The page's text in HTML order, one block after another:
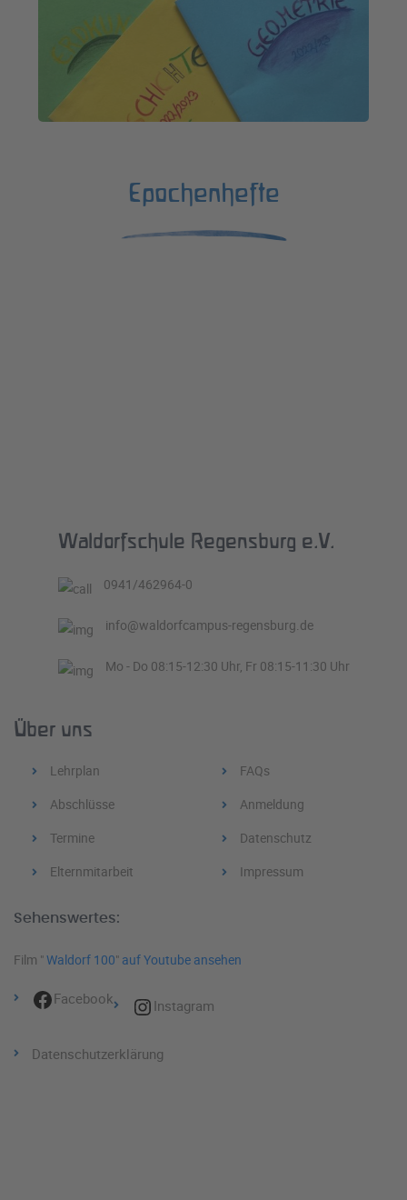
Epochenhefte
Waldorfschule Regensburg e.V.
0941/462964-0
info@waldorfcampus-regensburg.de
Mo - Do 08:15-12:30 Uhr, Fr 08:15-11:30 Uhr
Über uns
Lehrplan
FAQs
Abschlüsse
Anmeldung
Termine
Datenschutz
Elternmitarbeit
Impressum
Sehenswertes:
Film "Waldorf 100" auf Youtube ansehen
Facebook Instagram
Datenschutzerklärung